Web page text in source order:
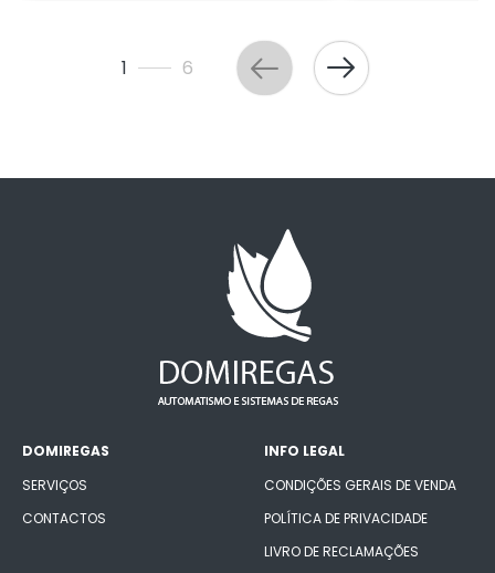
1 6
DOMIREGAS
SERVIÇOS
CONTACTOS
INFO LEGAL
CONDIÇÕES GERAIS DE VENDA
POLÍTICA DE PRIVACIDADE
LIVRO DE RECLAMAÇÕES